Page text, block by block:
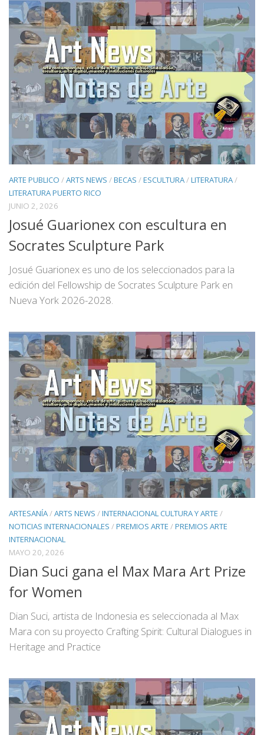
ARTE PUBLICO /ARTS NEWS /BECAS /ESCULTURA/LITERATURA/
LITERATURA PUERTO RICO
JUNIO 2, 2026
Josué Guarionex con escultura en
Socrates Sculpture Park
Josué Guarionex es uno de los seleccionados para la
edición del Fellowship de Socrates Sculpture Park en
Nueva York 2026-2028.
ARTESANÍA/ARTS NEWS /INTERNACIONAL CULTURA Y ARTE /
NOTICIAS INTERNACIONALES /PREMIOS ARTE /PREMIOS ARTE
INTERNACIONAL
MAYO 20, 2026
Dian Suci gana el Max Mara Art Prize
for Women
Dian Suci, artista de Indonesia es seleccionada al Max
Mara con su proyecto Crafting Spirit: Cultural Dialogues in
Heritage and Practice